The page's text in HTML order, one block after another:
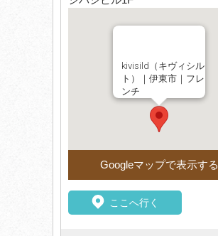
kivisild（キヴィシル
ト）｜伊東市｜フレ
ンチ
Googleマップで表示する
ここへ行く